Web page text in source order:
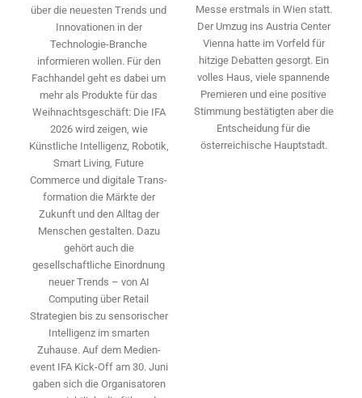
über die neuesten Trends und
Innovationen in der
Technologie-­Branche
informieren wollen. Für den
Fachhandel geht es dabei um
mehr als Produkte für das
Weihnachtsgeschäft: Die IFA
2026 wird ­zeigen, wie
Künstliche Intelligenz, Robotik,
Smart Living, Future
Commerce und digitale Trans­
formation die Märkte der
Zukunft und den Alltag der
Menschen gestalten. Dazu
gehört auch die
gesellschaftliche Einordnung
neuer Trends – von AI
Computing über Retail
Strategien bis zu sensorischer
Intelligenz im smarten
Zuhause. Auf dem Medien­
event IFA Kick-Off am 30. Juni
gaben sich die Organisatoren
Messe erstmals in Wien statt.
Der Umzug ins Austria Center
Vienna hatte im Vorfeld für
hitzige Debatten gesorgt. Ein
volles Haus, viele spannende
Premieren und eine positive
Stimmung bestätigten aber die
Entscheidung für die
österreichische Hauptstadt.